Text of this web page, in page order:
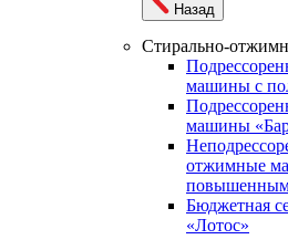
Назад
Стирально-
машины с
машины
отжимные
Бюджетная
«Лотос»